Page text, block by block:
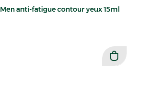
Men anti-fatigue contour yeux 15ml